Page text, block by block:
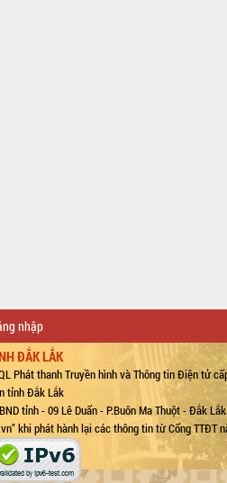
nhập
ĐẮK LẮK
Phát thanh Truyền hình và Thông tin Điện tử
tỉnh Đắk Lắk
tỉnh - 09 Lê Duẩn - P.Buôn Ma Thuột - Đắk
khi phát hành lại các thông tin từ Cổng TTĐT